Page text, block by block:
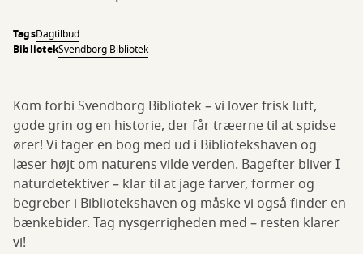
TagsDagtilbud
BibliotekSvendborg Bibliotek
Kom forbi Svendborg Bibliotek – vi lover frisk luft,
gode grin og en historie, der får træerne til at spidse
ører! Vi tager en bog med ud i Bibliotekshaven og
læser højt om naturens vilde verden. Bagefter bliver I
naturdetektiver – klar til at jage farver, former og
begreber i Bibliotekshaven og måske vi også finder en
bænkebider. Tag nysgerrigheden med – resten klarer
vi!